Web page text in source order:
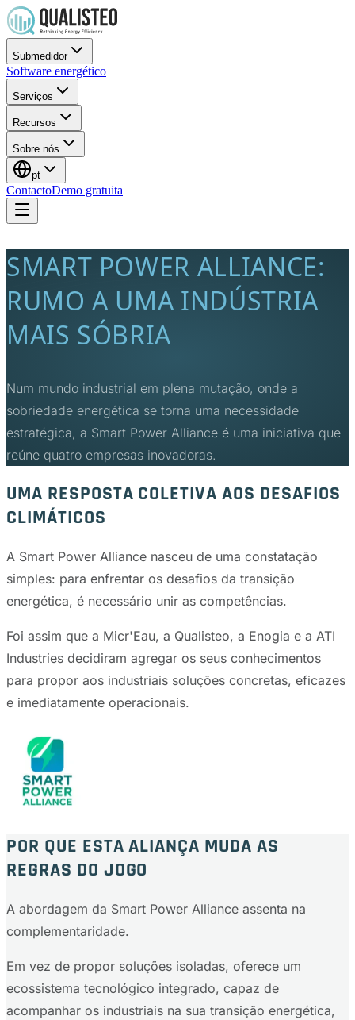
Submedidor
Software energético
Serviços
Recursos
Sobre nós
pt
ContactoDemo gratuita
SMART POWER ALLIANCE:
RUMO A UMA INDÚSTRIA
MAIS SÓBRIA
Num mundo industrial em plena mutação, onde a
sobriedade energética se torna uma necessidade
estratégica, a Smart Power Alliance é uma iniciativa que
reúne quatro empresas inovadoras.
UMA RESPOSTA COLETIVA AOS DESAFIOS
CLIMÁTICOS
A Smart Power Alliance nasceu de uma constatação
simples: para enfrentar os desafios da transição
energética, é necessário unir as competências.
Foi assim que a Micr'Eau, a Qualisteo, a Enogia e a ATI
Industries decidiram agregar os seus conhecimentos
para propor aos industriais soluções concretas, eficazes
e imediatamente operacionais.
POR QUE ESTA ALIANÇA MUDA AS
REGRAS DO JOGO
A abordagem da Smart Power Alliance assenta na
complementaridade.
Em vez de propor soluções isoladas, oferece um
ecossistema tecnológico integrado, capaz de
acompanhar os industriais na sua transição energética,